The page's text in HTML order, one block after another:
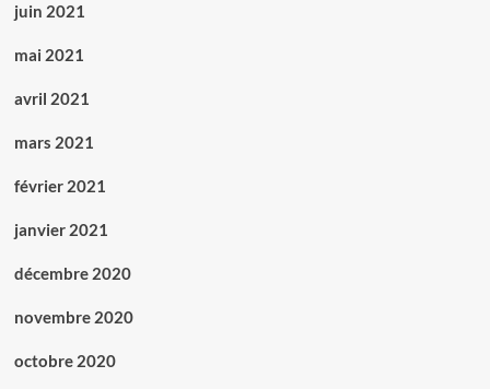
juin 2021
mai 2021
avril 2021
mars 2021
février 2021
janvier 2021
décembre 2020
novembre 2020
octobre 2020